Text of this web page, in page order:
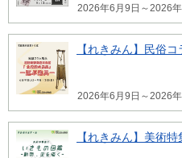
2026年6月9日～2026
【れきみん】民俗
2026年6月9日～2026
【れきみん】美術